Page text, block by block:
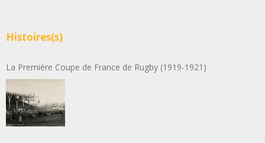
Histoires(s)
La Première Coupe de France de Rugby (1919-1921)